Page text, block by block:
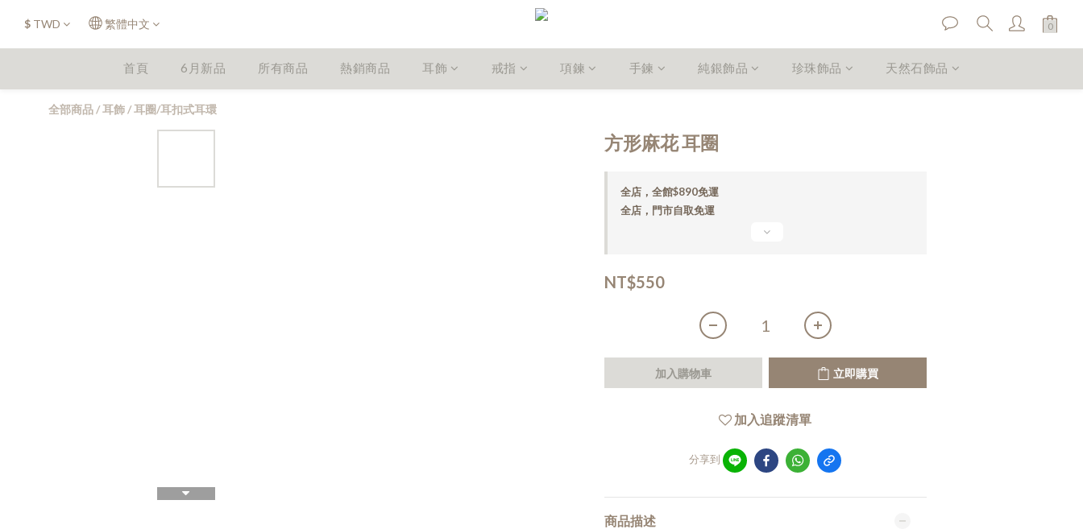
$ TWD 繁體中文
首頁 6月新品 所有商品 熱銷商品 耳飾 戒指 項鍊 手鍊 純銀飾品 珍珠飾品 天然石飾品
全部商品/耳飾/耳圈/耳扣式耳環
方形麻花 耳圈
全店，全館$890免運
全店，門市自取免運
NT$550
加入購物車 立即購買
加入追蹤清單
分享到
商品描述